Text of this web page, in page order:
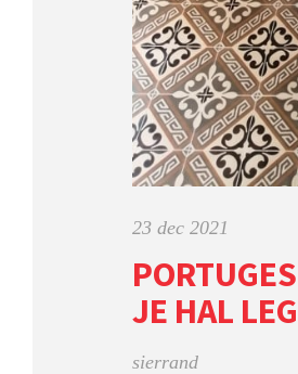
23 dec 2021
JE HAL
sierrand